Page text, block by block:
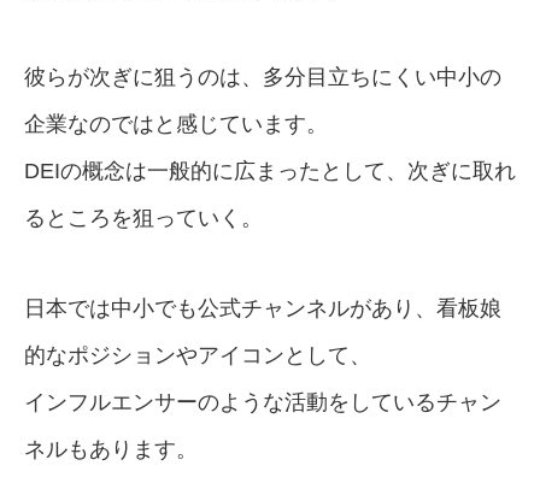
彼らが次ぎに狙うのは、多分目立ちにくい中小の
企業なのではと感じています。
DEIの概念は一般的に広まったとして、次ぎに取れ
るところを狙っていく。
日本では中小でも公式チャンネルがあり、看板娘
的なポジションやアイコンとして、
インフルエンサーのような活動をしているチャン
ネルもあります。